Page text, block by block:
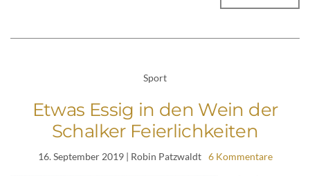
Sport
Etwas Essig in den Wein der
Schalker Feierlichkeiten
16. September 2019| Robin Patzwaldt 6 Kommentare